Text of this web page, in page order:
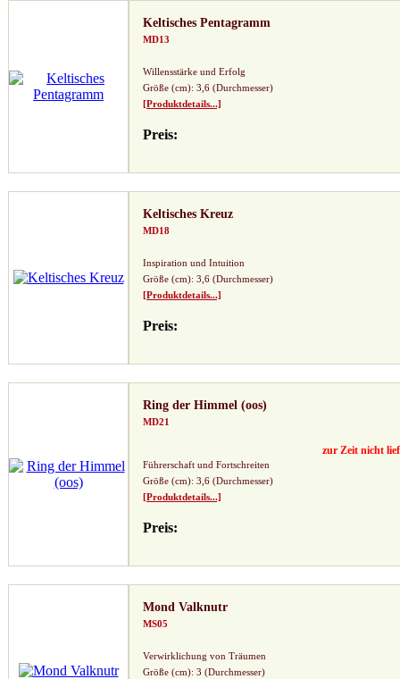
Keltisches Pentagramm
MD13
Willensstärke und Erfolg
Größe (cm): 3,6 (Durchmesser)
[Produktdetails...]
Preis:
Keltisches Kreuz
MD18
Inspiration und Intuition
Größe (cm): 3,6 (Durchmesser)
[Produktdetails...]
Preis:
Ring der Himmel (oos)
MD21
zur Zeit nicht
Führerschaft und Fortschreiten
Größe (cm): 3,6 (Durchmesser)
[Produktdetails...]
Preis:
Mond Valknutr
MS05
Verwirklichung von Träumen
Größe (cm): 3 (Durchmesser)